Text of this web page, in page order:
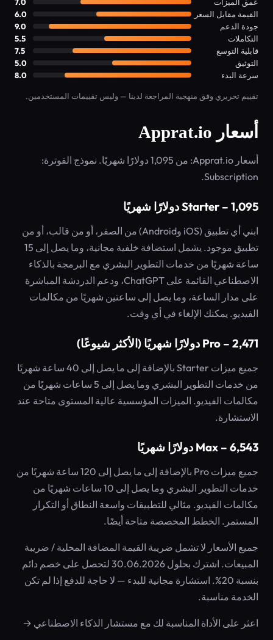
القيمة مقابل السعر
6.0
جودة الدعم
9.0
التكاملات
5.5
قابلية التوسع
7.5
التوثيق
5.0
سرعة البدء
8.0
تقييم تحريري وفق منهجية المراجعة لدينا — وليس تقييمات المستخدمين.
أسعار Apprat.io
أسعار Apprat.io: من 1,095 دولارًا شهريًا. نموذج الفوترة:
Subscription.
Starter – 1,095 دولارًا شهريًا
ابني أي تطبيق (iOS وAndroid) من الصفر، أو من قالب، أو من
تطبيق موجود. يشمل استضافة خلفية مجانية، وما يصل إلى 15
ساعة شهريًا من خدمات التطوير البشري مع البرمجة بالذكاء
الاصطناعي القائمة على ChatGPT، ودعم الدردشة المباشرة
على مدار الساعة، وما يصل إلى ساعتين شهريًا من مكالمات
الفيديو. يمكنك الإلغاء في أي وقت.
Pro – 2,471 دولارًا شهريًا (الأكثر شيوعًا)
جميع ميزات Starter بالإضافة إلى ما يصل إلى 40 ساعة شهريًا
من خدمات التطوير البشري وما يصل إلى 5 ساعات شهريًا من
مكالمات الفيديو. الميزات المؤسسية عالية المستوى متاحة عند
الاستشارة.
Max – 6,543 دولارًا شهريًا
جميع ميزات Pro بالإضافة إلى ما يصل إلى 120 ساعة شهريًا من
خدمات التطوير البشري وما يصل إلى 10 ساعات شهريًا من
مكالمات الفيديو. مثالي للتطبيقات واسعة النطاق أو التكرار
المستمر. الخطط المخصصة متاحة أيضًا.
جميع الأسعار لا تشمل ضريبة القيمة المضافة المحلية / ضريبة
المبيعات. اشترك بحلول 30.06.2026 لتحصل على خصم دائم
بنسبة 20%. استشارة مجانية للبدء — لا حاجة للدفع إذا لم تكن
الخدمة مناسبة.
اعثر على الأداة المناسبة لك مع مستشار الذكاء الاصطناعي →